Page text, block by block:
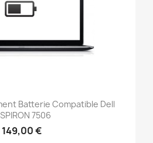
Batterie Compatible Dell
7506
149,00 €